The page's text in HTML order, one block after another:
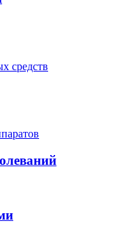
средств